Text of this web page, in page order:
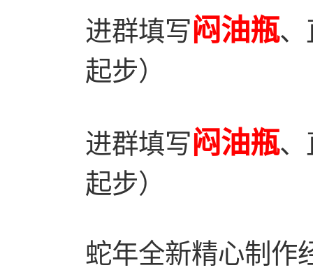
进群填写闷油瓶、
起步）
进群填写闷油瓶、
起步）
蛇年全新精心制作